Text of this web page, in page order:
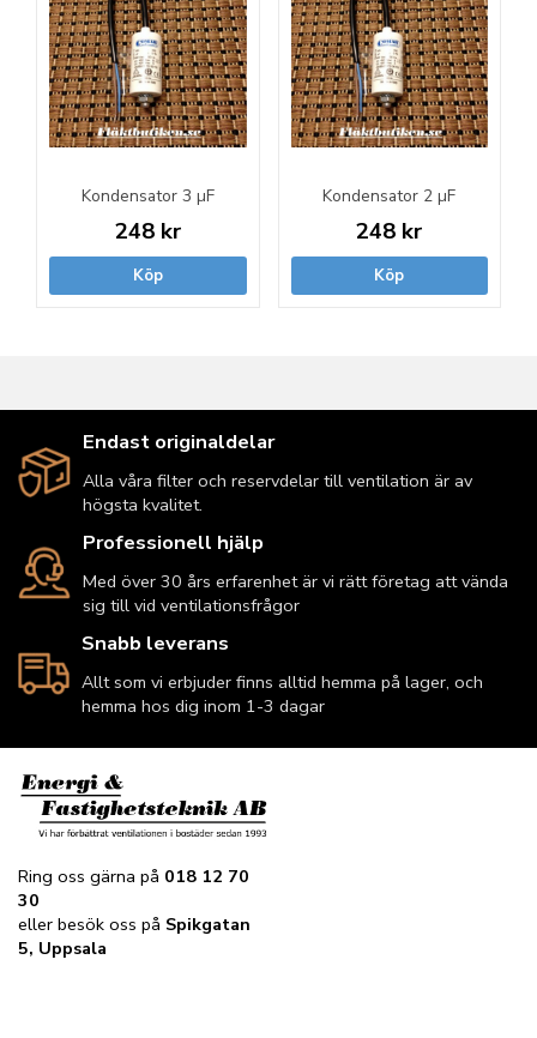
Kondensator 3 µF
248 kr
Köp
Kondensator 2 µF
248 kr
Köp
Endast originaldelar
Alla våra filter och reservdelar till ventilation är av
högsta kvalitet.
Professionell hjälp
Med över 30 års erfarenhet är vi rätt företag att vända
sig till vid ventilationsfrågor
Snabb leverans
Allt som vi erbjuder finns alltid hemma på lager, och
hemma hos dig inom 1-3 dagar
Ring oss gärna på 018 12 70
30
eller besök oss på Spikgatan
5, Uppsala